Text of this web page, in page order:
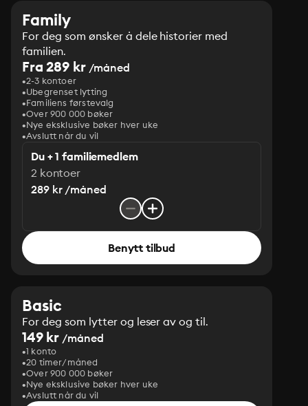
Family
For deg som ønsker å dele historier med
familien.
Fra 289 kr/måned
2-3 kontoer
Ubegrenset lytting
Familiens førstevalg
Over 900 000 bøker
Nye eksklusive bøker hver uke
Avslutt når du vil
Du + 1 familiemedlem
2 kontoer
289 kr /måned
Benytt tilbud
Basic
For deg som lytter og leser av og til.
149 kr /måned
1 konto
20 timer/måned
Over 900 000 bøker
Nye eksklusive bøker hver uke
Avslutt når du vil